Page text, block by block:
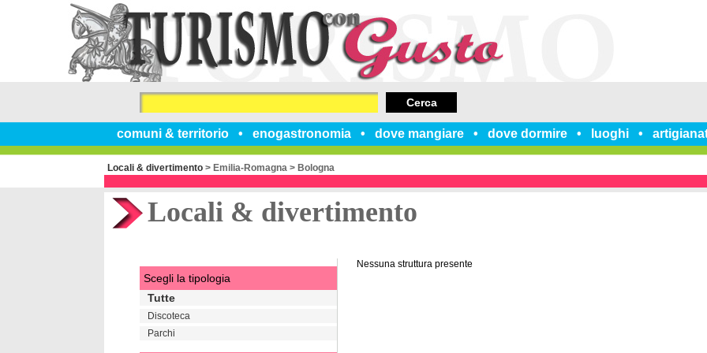
comuni & territorio enogastronomia dove mangiare dove dormire luoghi
Cerca
Locali & divertimento > Emilia-Romagna > Bologna
Locali & divertimento
Nessuna struttura presente
Scegli la tipologia
Tutte
Discoteca
Parchi